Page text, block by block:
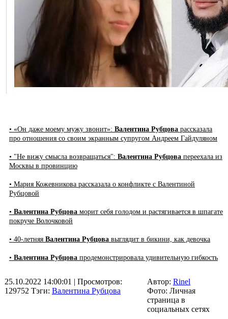
• «Он даже моему мужу звонит»: Валентина Рубцова рассказала
про отношения со своим экранным супругом Андреем Гайдуляном
• "Не вижу смысла возвращаться": Валентина Рубцова переехала из
Москвы в провинцию
• Мария Кожевникова рассказала о конфликте с Валентиной
Рубцовой
• Валентина Рубцова морит себя голодом и растягивается в шпагате
покруче Волочковой
• 40-летняя Валентина Рубцова выглядит в бикини, как девочка
• Валентина Рубцова продемонстрировала удивительную гибкость
25.10.2022 14:00:01 | Просмотров:
129752 Тэги: Валентина Рубцова
Автор: Rinel
Фото: Личная
страница в
социальных сетях